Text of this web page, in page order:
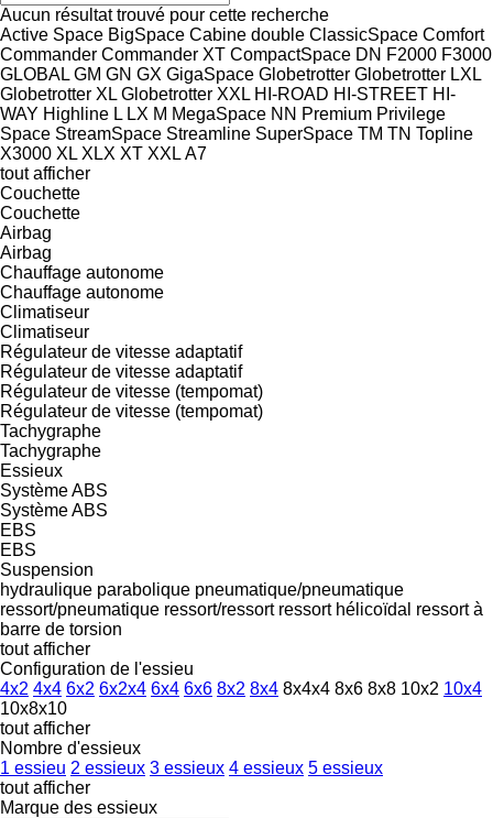
Aucun résultat trouvé pour cette recherche
Active Space BigSpace Cabine double ClassicSpace Comfort
Commander Commander XT CompactSpace DN F2000 F3000
GLOBAL GM GN GX GigaSpace Globetrotter Globetrotter LXL
Globetrotter XL Globetrotter XXL HI-ROAD HI-STREET HI-
WAY Highline L LX M MegaSpace NN Premium Privilege
Space StreamSpace Streamline SuperSpace TM TN Topline
X3000 XL XLX XT XXL А7
tout afficher
Couchette
Couchette
Airbag
Airbag
Chauffage autonome
Chauffage autonome
Climatiseur
Climatiseur
Régulateur de vitesse adaptatif
Régulateur de vitesse adaptatif
Régulateur de vitesse (tempomat)
Régulateur de vitesse (tempomat)
Tachygraphe
Tachygraphe
Essieux
Système ABS
Système ABS
EBS
EBS
Suspension
hydraulique parabolique pneumatique/pneumatique
ressort/pneumatique ressort/ressort ressort hélicoïdal ressort à
barre de torsion
tout afficher
Configuration de l'essieu
4x2 4x4 6x2 6x2x4 6x4 6x6 8x2 8x4 8x4x4 8x6 8x8 10x2 10x4
10x8x10
tout afficher
Nombre d'essieux
1 essieu 2 essieux 3 essieux 4 essieux 5 essieux
tout afficher
Marque des essieux